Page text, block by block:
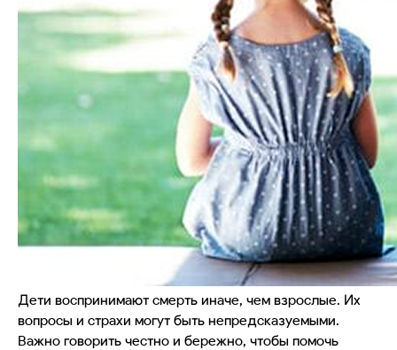
Дети воспринимают смерть иначе, чем взрослые. Их
вопросы и страхи могут быть непредсказуемыми.
Важно говорить честно и бережно, чтобы помочь